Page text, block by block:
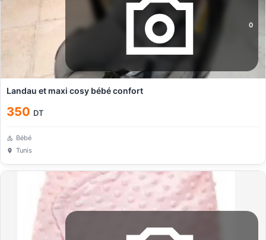
0
Landau et maxi cosy bébé confort
350 DT
Bébé
Tunis